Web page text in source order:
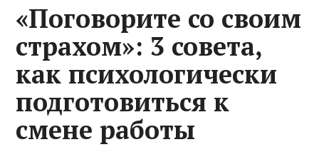
«Поговорите со своим
страхом»: 3 совета,
как психологически
подготовиться к
смене работы